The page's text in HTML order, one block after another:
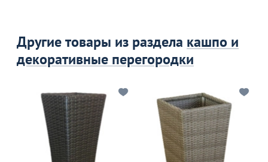
Другие товары из раздела кашпо и
декоративные перегородки